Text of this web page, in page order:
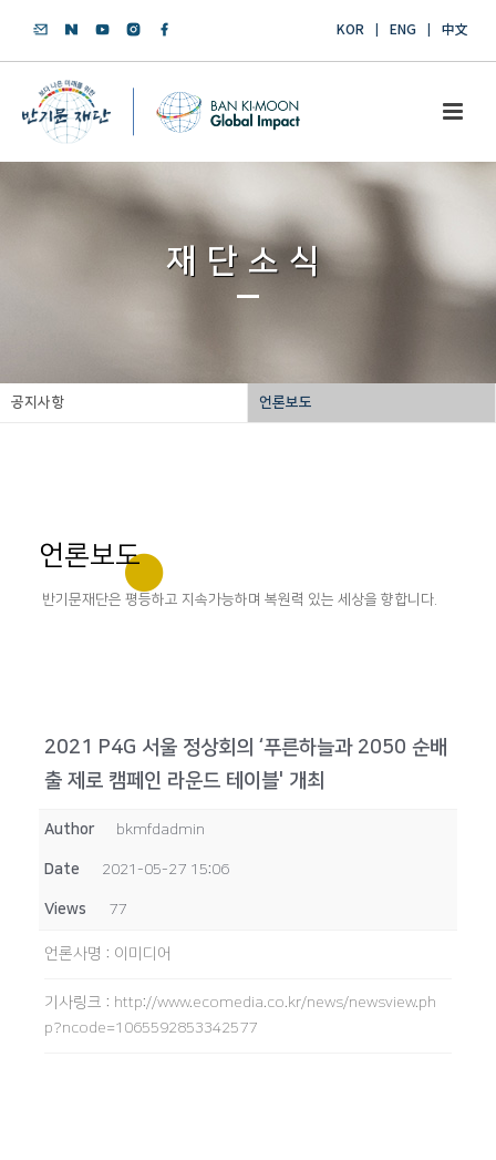
KOR ENG 中文
재단소식
공지사항 언론보도
언론보도
반기문재단은 평등하고 지속가능하며 복원력 있는 세상을 향합니다.
2021 P4G 서울 정상회의 ‘푸른하늘과 2050 순배
출 제로 캠페인 라운드 테이블' 개최
Author bkmfdadmin
Date 2021-05-27 15:06
Views 77
언론사명 : 이미디어
기사링크 : http://www.ecomedia.co.kr/news/newsview.ph
p?ncode=1065592853342577